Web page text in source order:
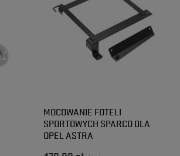
MOCOWANIE FOTELI
SPORTOWYCH SPARCO DLA
OPEL ASTRA